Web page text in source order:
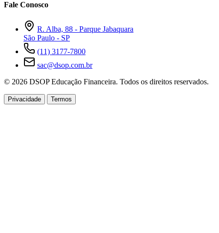
Fale Conosco
R. Alba, 88 - Parque Jabaquara
São Paulo - SP
(11) 3177-7800
sac@dsop.com.br
© 2026 DSOP Educação Financeira. Todos os direitos reservados.
Privacidade Termos